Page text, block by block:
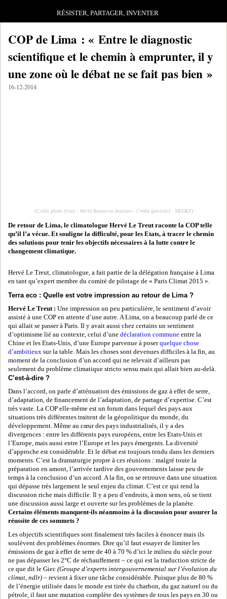
RÉSISTER, PARTAGER, INVENTER
COP de Lima : « Entre le diagnostic
scientifique et le chemin à emprunter, il y
une zone où le débat ne se fait pas bien »
16-12-2014
(Crédit photo (Une) : World Resources Institute - Crédit (portrait) : MEDEF)
De retour de Lima, le climatologue Hervé Le Treut raconte la COP telle
qu’il l’a vécue. Et souligne la difficulté, pour les Etats, à tracer le chemin
des solutions pour tenir les objectifs nécessaires à la lutte contre le
changement climatique.
Hervé Le Treut, climatologue, a fait partie de la délégation française à Lima
en tant qu’expert membre du comité de pilotage de « Paris Climat 2015 ».
Terra eco : Quelle est votre impression au retour de Lima ?
Hervé Le Treut : Une impression un peu particulière, le sentiment d’avoir
assisté à une COP en attente d’une autre. A Lima, on a beaucoup parlé de ce
qui allait se passer à Paris. Il y avait aussi chez certains un sentiment
d’optimisme lié au contexte, celui d’une déclaration commune entre la
Chine et les Etats-Unis, d’une Europe parvenue à poserquelque chose
d’ambitieux sur la table. Mais les choses sont devenues difficiles à la fin, au
moment de la conclusion d’un accord qui ne relevait d’ailleurs pas
seulement du problème climatique stricto sensu mais qui allait bien au-delà.
C’est-à-dire ?
Dans l’accord, on parle d’atténuation des émissions de gaz à effet de serre,
d’adaptation, de financement de l’adaptation, de partage d’expertise. C’est
très vaste. La COP elle-même est un forum dans lequel des pays aux
situations très différentes traitent de la géopolitique du monde, du
développement. Même au cœur des pays industrialisés, il y a des
divergences : entre les différents pays européens, entre les Etats-Unis et
l’Europe, mais aussi entre l’Europe et les pays émergents. La diversité
d’approche est considérable. Et le débat est toujours tendu dans les derniers
moments. C’est la dramaturgie propre à ces réunions : malgré toute la
préparation en amont, l’arrivée tardive des gouvernements laisse peu de
temps à la conclusion d’un accord. A la fin, on se retrouve dans une situation
qui dépasse très largement le seul enjeu du climat. C’est ce qui rend la
discussion riche mais difficile. Il y a peu d’endroits, à mon sens, où se tient
une discussion aussi large et ouverte sur les problèmes de la planète.
Certains éléments manquent-ils néanmoins à la discussion pour assurer la
réussite de ces sommets ?
Les objectifs scientifiques sont finalement très faciles à énoncer mais ils
soulèvent des problèmes énormes. Dire qu’il faut essayer de limiter les
émissions de gaz à effet de serre de 40 à 70 % d’ici le milieu du siècle pour
ne pas dépasser les 2°C de réchauffement – ce qui est la traduction stricte de
ce que dit le Giec (Groupe d’experts intergouvernemental sur l’évolution du
climat, ndlr) – revient à fixer une tâche considérable. Puisque plus de 80 %
de l’énergie utilisée dans le monde est tirée du charbon, du gaz naturel ou du
pétrole, il faut une mutation complète des systèmes de tous les pays en 30 ou